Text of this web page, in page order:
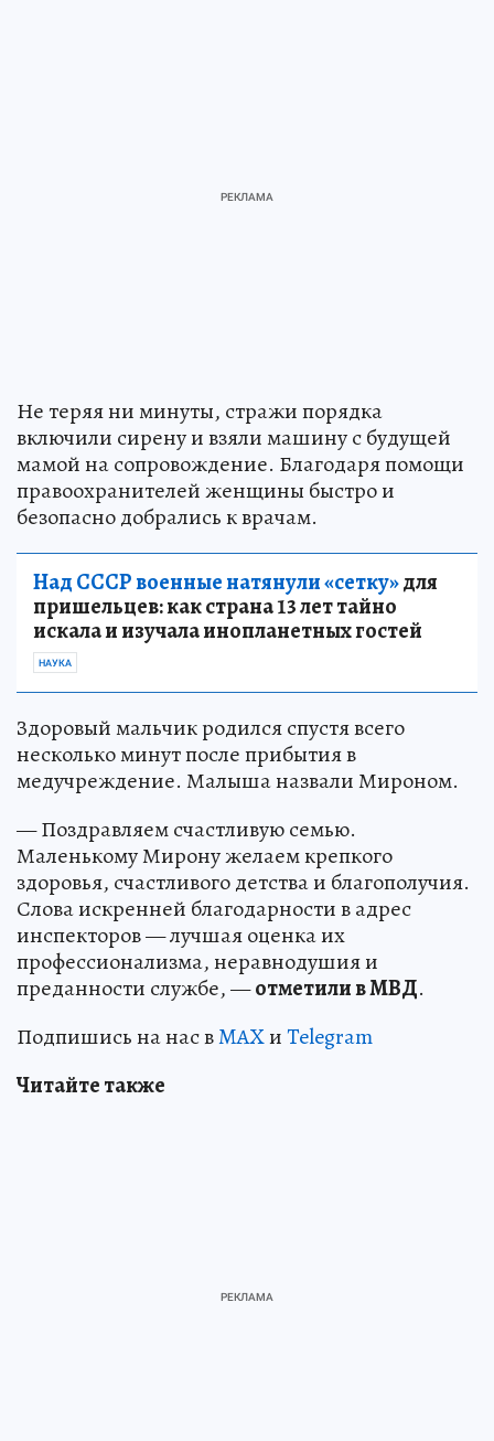
Не теряя ни минуты, стражи порядка
включили сирену и взяли машину с будущей
мамой на сопровождение. Благодаря помощи
правоохранителей женщины быстро и
безопасно добрались к врачам.
Над СССР военные натянули «сетку»для
пришельцев: как страна 13 лет тайно
искала и изучала инопланетных гостей
НАУКА
Здоровый мальчик родился спустя всего
несколько минут после прибытия в
медучреждение. Малыша назвали Мироном.
— Поздравляем счастливую семью.
Маленькому Мирону желаем крепкого
здоровья, счастливого детства и благополучия.
Слова искренней благодарности в адрес
инспекторов — лучшая оценка их
профессионализма, неравнодушия и
преданности службе, —отметили в МВД.
Подпишись на нас вMAXиTelegram
Читайте также